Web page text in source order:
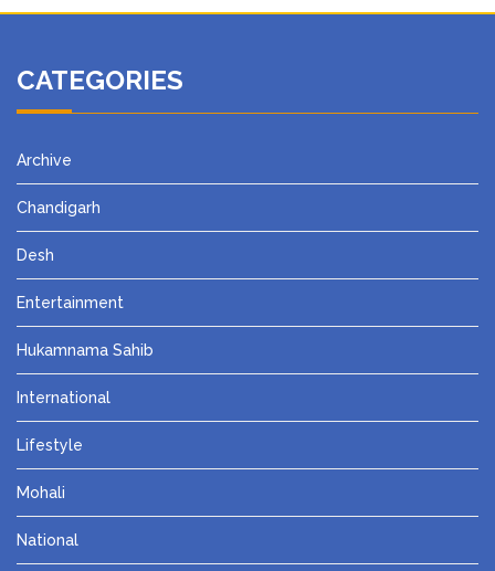
CATEGORIES
Archive
Chandigarh
Desh
Entertainment
Hukamnama Sahib
International
Lifestyle
Mohali
National